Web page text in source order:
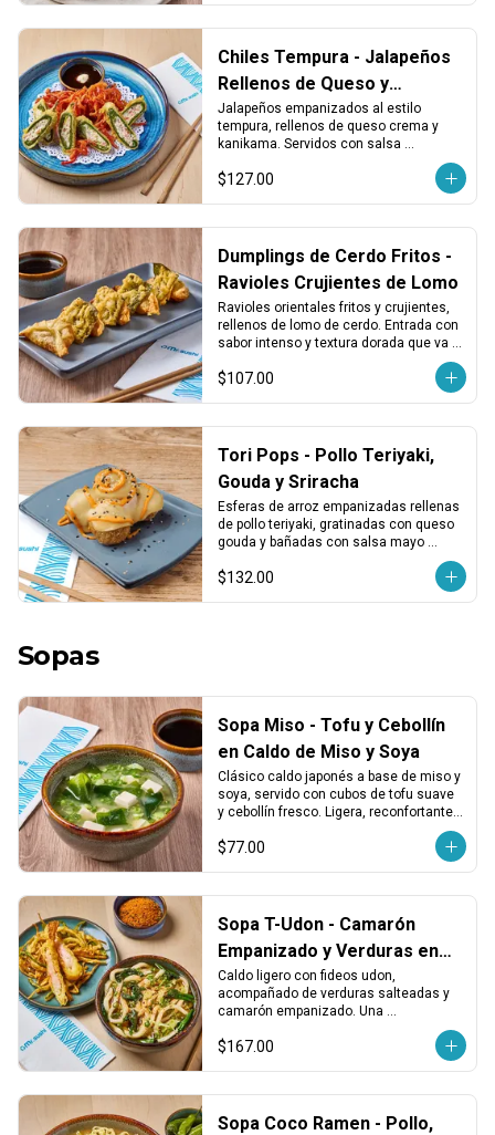
Chiles Tempura - Jalapeños
Rellenos de Queso y
Kanikama
Jalapeños empanizados al estilo
tempura, rellenos de queso crema y
kanikama. Servidos con salsa
sabrosa con un toque picante
$127.00
Dumplings de Cerdo Fritos -
Ravioles Crujientes de Lomo
Ravioles orientales fritos y crujientes,
rellenos de lomo de cerdo. Entrada con
sabor intenso y textura dorada que va
$107.00
Tori Pops - Pollo Teriyaki,
Gouda y Sriracha
Esferas de arroz empanizadas rellenas
de pollo teriyaki, gratinadas con queso
gouda y bañadas con salsa mayo
$132.00
Sopas
Sopa Miso - Tofu y Cebollín
en Caldo de Miso y Soya
Clásico caldo japonés a base de miso y
soya, servido con cubos de tofu suave
y cebollín fresco. Ligera, reconfortante y
$77.00
Sopa T-Udon - Camarón
Empanizado y Verduras en
Caldo Udon
Caldo ligero con fideos udon,
acompañado de verduras salteadas y
camarón empanizado. Una
suave y crujiente en cada bocado.
$167.00
Sopa Coco Ramen - Pollo,